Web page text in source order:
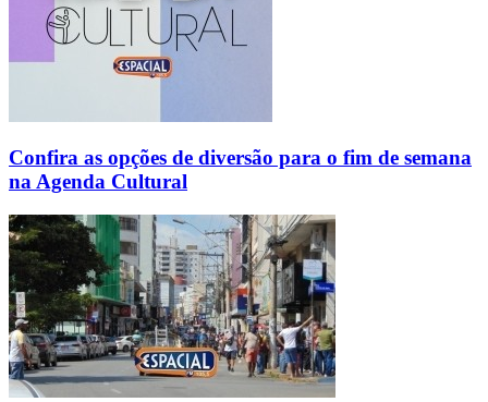
Confira as opções de diversão para o fim de semana
na Agenda Cultural